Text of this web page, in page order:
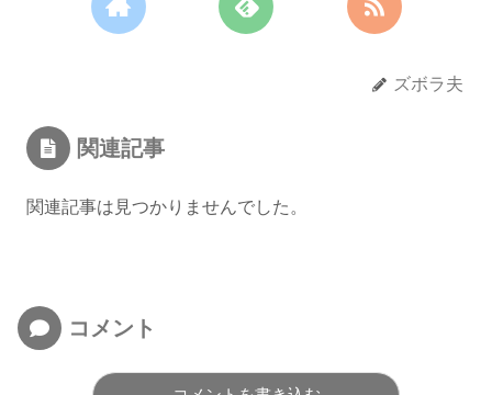
ズボラ夫
関連記事
関連記事は見つかりませんでした。
コメント